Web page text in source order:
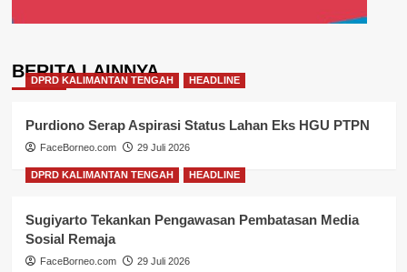
BERITA LAINNYA
DPRD KALIMANTAN TENGAH HEADLINE
Purdiono Serap Aspirasi Status Lahan Eks HGU PTPN
FaceBorneo.com 29 Juli 2026
DPRD KALIMANTAN TENGAH HEADLINE
Sugiyarto Tekankan Pengawasan Pembatasan Media
Sosial Remaja
FaceBorneo.com 29 Juli 2026